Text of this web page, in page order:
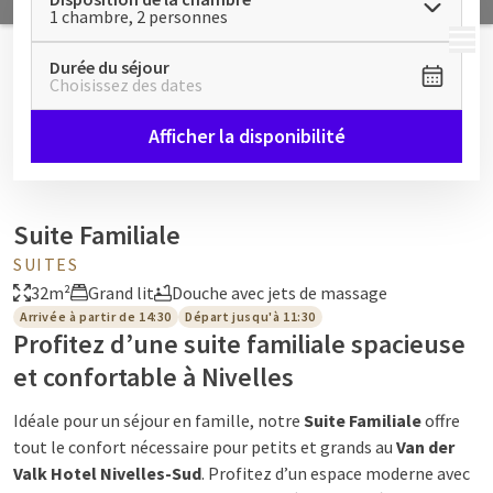
MENU
1 chambre, 2 personnes
Durée du séjour
Choisissez des dates
Afficher la disponibilité
Suite Familiale
SUITES
32m²
Grand lit Douche avec jets de massage
Arrivée à partir de 14:30 Départ jusqu'à 11:30
Profitez d’une suite familiale spacieuse
et confortable à Nivelles
Idéale pour un séjour en famille, notre Suite Familialeoffre
tout le confort nécessaire pour petits et grands au Van der
Valk Hotel Nivelles-Sud. Profitez d’un espace moderne avec